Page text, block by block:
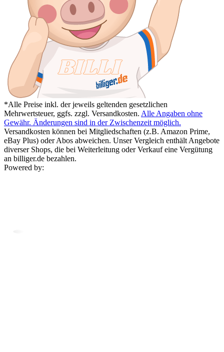
*Alle Preise inkl. der jeweils geltenden gesetzlichen
Mehrwertsteuer, ggfs. zzgl. Versandkosten. Alle Angaben ohne
Gewähr. Änderungen sind in der Zwischenzeit möglich.
Versandkosten können bei Mitgliedschaften (z.B. Amazon Prime,
eBay Plus) oder Abos abweichen. Unser Vergleich enthält Angebote
diverser Shops, die bei Weiterleitung oder Verkauf eine Vergütung
an billiger.de bezahlen.
Powered by: